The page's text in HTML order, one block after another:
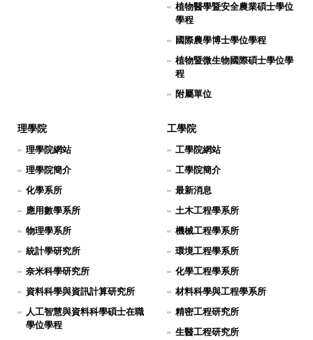
植物醫學暨安全農業碩士學位
學程
國際農學博士學位學程
植物暨微生物國際碩士學位學
程
附屬單位
理學院
理學院網站
理學院簡介
化學系所
應用數學系所
物理學系所
統計學研究所
奈米科學研究所
資料科學與資訊計算研究所
人工智慧與資料科學碩士在職
學位學程
工學院
工學院網站
工學院簡介
最新消息
土木工程學系所
機械工程學系所
環境工程學系所
化學工程學系所
材料科學與工程學系所
精密工程研究所
生醫工程研究所